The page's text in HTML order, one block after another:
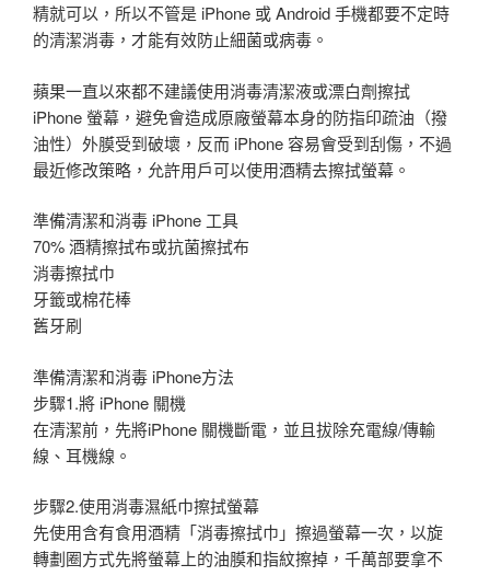
精就可以，所以不管是 iPhone 或 Android 手機都要不定時
的清潔消毒，才能有效防止細菌或病毒。
蘋果一直以來都不建議使用消毒清潔液或漂白劑擦拭
iPhone 螢幕，避免會造成原廠螢幕本身的防指印疏油（撥
油性）外膜受到破壞，反而 iPhone 容易會受到刮傷，不過
最近修改策略，允許用戶可以使用酒精去擦拭螢幕。
準備清潔和消毒 iPhone 工具
70% 酒精擦拭布或抗菌擦拭布
消毒擦拭巾
牙籤或棉花棒
舊牙刷
準備清潔和消毒 iPhone方法
步驟1.將 iPhone 關機
在清潔前，先將iPhone 關機斷電，並且拔除充電線/傳輸
線、耳機線。
步驟2.使用消毒濕紙巾擦拭螢幕
先使用含有食用酒精「消毒擦拭巾」擦過螢幕一次，以旋
轉劃圈方式先將螢幕上的油膜和指紋擦掉，千萬部要拿不